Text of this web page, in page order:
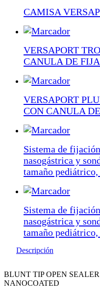
CAMISA
VERSAPORT
CANULA DE
VERSAPORT
CON CANULA DE
Sistema de
nasogástrica y
tamaño
Sistema de
nasogástrica y
tamaño
Descripción
BLUNT TIP OPEN
NANOCOATED